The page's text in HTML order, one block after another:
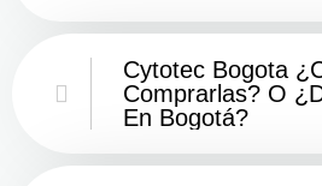
Cytotec Bogota
Comprarlas? O
En Bogotá?